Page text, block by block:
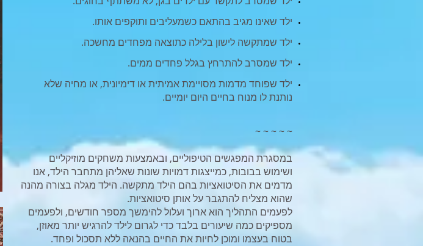
ילד שאינו מגיב בהתאם כשמעליבים ותוקפים אותו.
ילד שמתקשה לישון בלילה כתוצאה מפחדים מחשכה.
ילד שמסרב להתרחץ בגלל פחדים ממים.
ילד שפוחד מדמות מסויימת אמיתית או דימיונית, או מחיה שלא
נותנת לו מנוח בחיים היום יומיים.
~ ~ ~ ~ ~
במסגרת המפגשים הטיפוליים, ובאמצעות משחקים מוזיקליים
ושימוש בבובות, כמייצגות דמויות שונות שאליהן מתחבר הילד, אנו
מדמים את הסיטואציות בהם הילד מתקשה. הילד מגלה בצורה מהנה
שהוא מצליח להתגבר על אותן סיטואציות.
לפעמים התהליך הוא ארוך ועלול להימשך מספר חודשים, ולפעמים
מספיקים כמה שיעורים בלבד כדי לגרום לילד להרגיש יותר מאוזן,
בטוח בעצמו ומוכן לחיות את החיים בהנאה ללא תסכול ופחד.